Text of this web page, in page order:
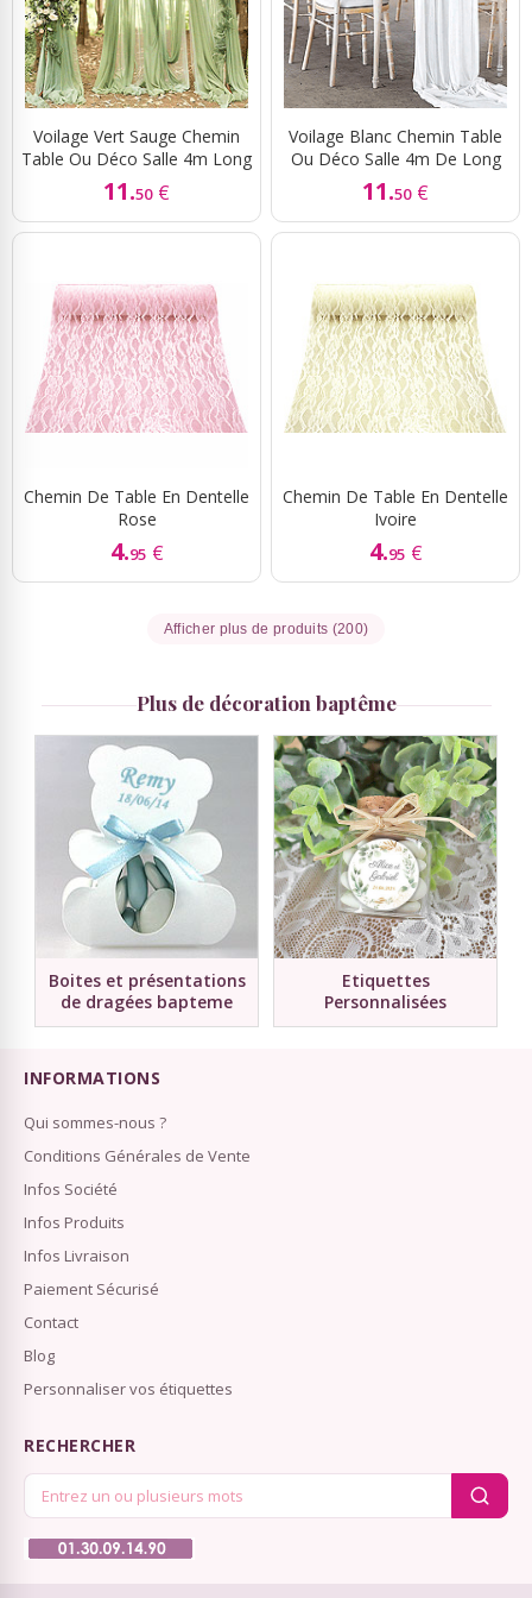
Voilage Vert Sauge Chemin
Table Ou Déco Salle 4m Long
11.50 €
Voilage Blanc Chemin Table
Ou Déco Salle 4m De Long
11.50 €
Chemin De Table En Dentelle
Rose
4.95 €
Chemin De Table En Dentelle
Ivoire
4.95 €
Afficher plus de produits (200)
Plus de décoration baptême
Boites et présentations
de dragées bapteme
Etiquettes
Personnalisées
INFORMATIONS
Qui sommes-nous ?
Conditions Générales de Vente
Infos Société
Infos Produits
Infos Livraison
Paiement Sécurisé
Contact
Blog
Personnaliser vos étiquettes
RECHERCHER